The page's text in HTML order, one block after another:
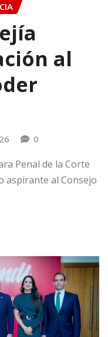
al
0
Penal de la Corte
aspirante al Consejo